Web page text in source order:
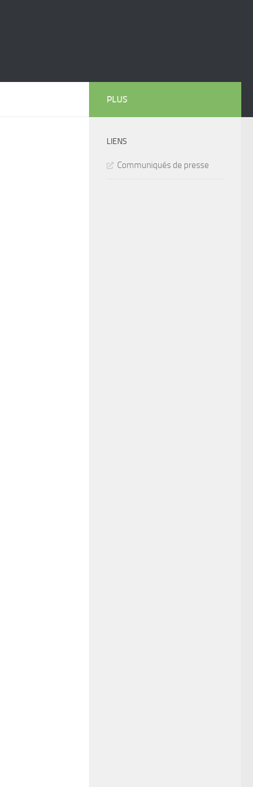
PLUS
LIENS
Communiqués de presse